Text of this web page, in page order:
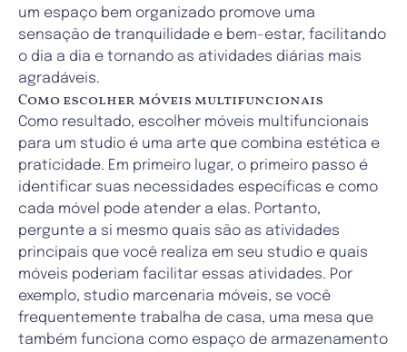
um espaço bem organizado promove uma
sensação de tranquilidade e bem-estar, facilitando
o dia a dia e tornando as atividades diárias mais
agradáveis.
Como escolher móveis multifuncionais
Como resultado, escolher móveis multifuncionais
para um studio é uma arte que combina estética e
praticidade. Em primeiro lugar, o primeiro passo é
identificar suas necessidades específicas e como
cada móvel pode atender a elas. Portanto,
pergunte a si mesmo quais são as atividades
principais que você realiza em seu studio e quais
móveis poderiam facilitar essas atividades. Por
exemplo, studio marcenaria móveis, se você
frequentemente trabalha de casa, uma mesa que
também funciona como espaço de armazenamento